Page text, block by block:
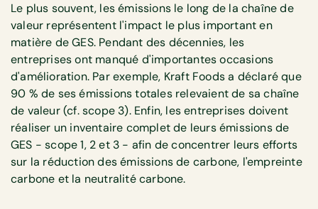
Le plus souvent, les émissions le long de la chaîne de
valeur représentent l'impact le plus important en
matière de GES. Pendant des décennies, les
entreprises ont manqué d'importantes occasions
d'amélioration. Par exemple, Kraft Foods a déclaré que
90 % de ses émissions totales relevaient de sa chaîne
de valeur (cf. scope 3). Enfin, les entreprises doivent
réaliser un inventaire complet de leurs émissions de
GES - scope 1, 2 et 3 - afin de concentrer leurs efforts
sur la réduction des émissions de carbone, l'empreinte
carbone et la neutralité carbone.